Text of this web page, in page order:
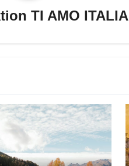
TI AMO ITALIA